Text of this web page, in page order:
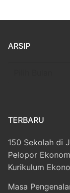
ARSIP
TERBARU
150 Sekolah di
Pelopor
Kurikulum
Masa